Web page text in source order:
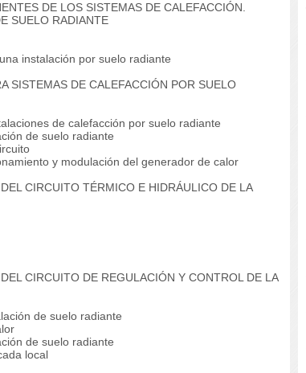
DE LOS SISTEMAS DE CALEFACCIÓN.
SUELO RADIANTE
instalación por suelo radiante
SISTEMAS DE CALEFACCIÓN POR SUELO
de calefacción por suelo radiante
de suelo radiante
y modulación del generador de calor
CIRCUITO TÉRMICO E HIDRÁULICO DE LA
CIRCUITO DE REGULACIÓN Y CONTROL DE LA
de suelo radiante
de suelo radiante
local